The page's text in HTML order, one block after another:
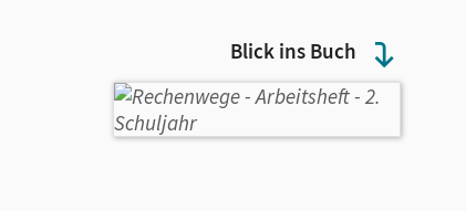
Blick ins Buch